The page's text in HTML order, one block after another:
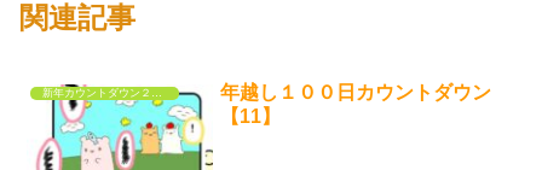
関連記事
新年カウントダウン２０２５
年越し１００日カウントダウン
【11】